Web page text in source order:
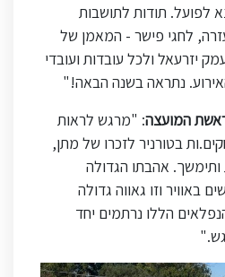
לפועל. תודות לתושבות
לחגי פישר - המאמן של
יזרעאל ולכל עובדות ועובדי
נתראה בשנה הבאה!"
ראשת המועצה: "מרגש לראות
בטורניר לזכרו של מתן,
. אהבתו הגדולה
באוויר וזו גאווה גדולה
הללו נרתמים יחד
.
"